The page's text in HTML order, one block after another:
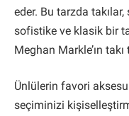
eder. Bu tarzda
sofistike ve klasik bir
Meghan Markle’ın
Ünlülerin favori
seçiminizi